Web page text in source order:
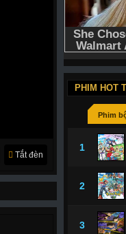
Tắt đèn
PHIM HOT
Phim
1
2
3